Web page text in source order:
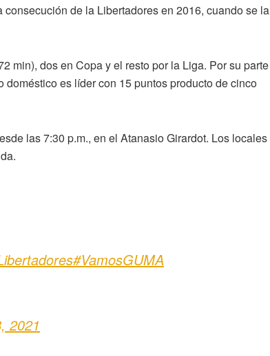
de la Libertadores en 2016, cuando se la
min), dos en Copa y el resto por la Liga. Por su parte
es líder con 15 puntos producto de cinco
las 7:30 p.m., en el Atanasio Girardot. Los locales
#VamosGUMA
2021